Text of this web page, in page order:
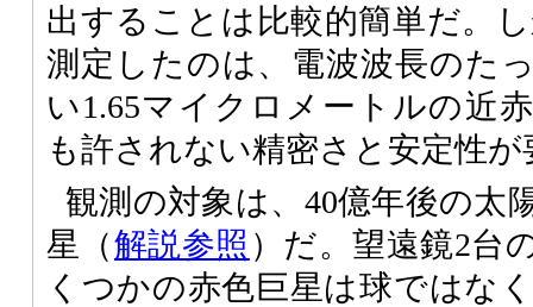
出することは比較的簡単だ。
測定したのは、電波波長のた
い1.65マイクロメートルの近
も許されない精密さと安定性
観測の対象は、40億年後の太
星（解説参照 ）だ。望遠鏡2台
くつかの赤色巨星は球ではな